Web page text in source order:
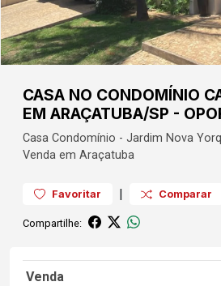
CASA NO CONDOMÍNIO
EM ARAÇATUBA/SP -
Casa Condomínio - Jardim Nova
Venda em Araçatuba
Favoritar | Comparar
Compartilhe:
Venda